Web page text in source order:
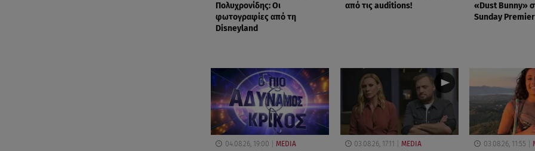
Πολυχρονίδης: Οι
φωτογραφίες από τη
Disneyland
από τις auditions!
«Dust Bunny»
Sunday
04.08.26, 19:00 MEDIA 03.08.26, 17:11 MEDIA 03.08.26, 11:55